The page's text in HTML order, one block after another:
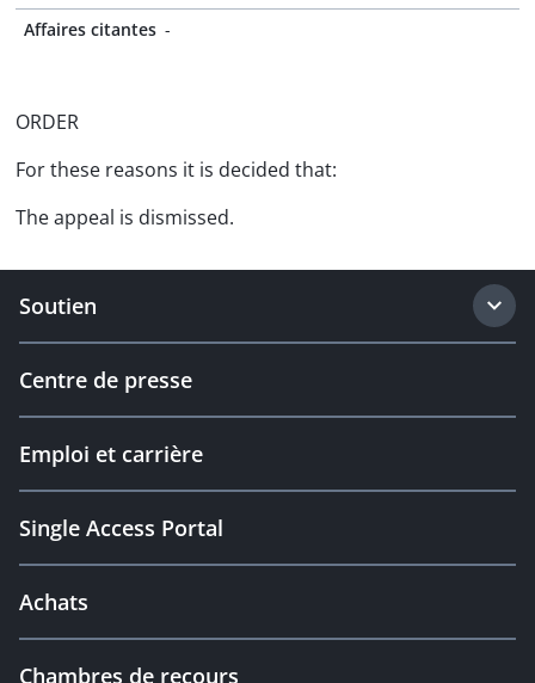
Affaires citantes -
ORDER
For these reasons it is decided that:
The appeal is dismissed.
Soutien
Centre de presse
Emploi et carrière
Single Access Portal
Achats
Chambres de recours